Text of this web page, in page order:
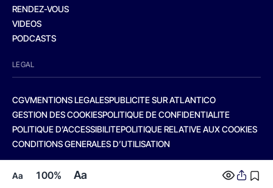
Aa 100% Aa
RENDEZ-VOUS
VIDEOS
PODCASTS
LEGAL
CGVMENTIONS LEGALESPUBLICITE SUR ATLANTICO
GESTION DES COOKIESPOLITIQUE DE CONFIDENTIALITE
POLITIQUE D’ACCESSIBILITEPOLITIQUE RELATIVE AUX COOKIES
CONDITIONS GENERALES D’UTILISATION